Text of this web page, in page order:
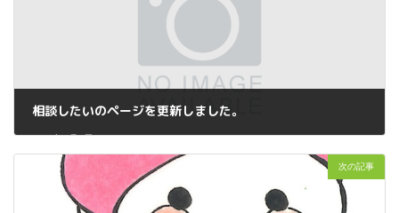
相談したいのページを更新しました。
2026年6月1日
次の記事